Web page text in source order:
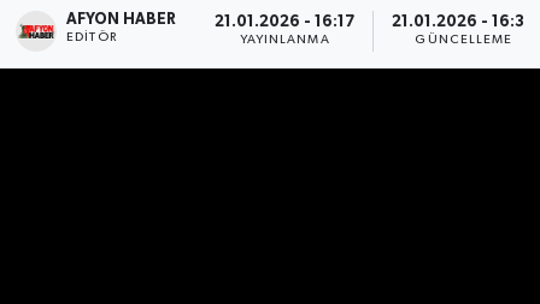
AFYON HABER
EDITÖR
21.01.2026 - 16:17
YAYINLANMA
21.01.2026 - 16:30
GÜNCELLEME
Magazin
Etkinlikler